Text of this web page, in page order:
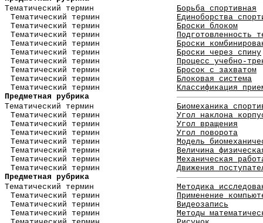
Тематический термин
Борьба спортивная
Тематический термин
Единоборства
Тематический термин
Броски блоком
Тематический термин
Подготовленность
Тематический термин
Броски
Тематический термин
Броски через спину
Тематический термин
Процесс учебно-
Тематический термин
Бросок с захватом
Тематический термин
Блоковая система
Тематический термин
Классификация
Предметная рубрика
Тематический термин
Биомеханика
Тематический термин
Угол наклона
Тематический термин
Угол вращения
Тематический термин
Угол поворота
Тематический термин
Модель
Тематический термин
Величина
Тематический термин
Механическая
Тематический термин
Движения
Предметная рубрика
Тематический термин
Методика
Тематический термин
Применение
Тематический термин
Видеозапись
Тематический термин
Методы